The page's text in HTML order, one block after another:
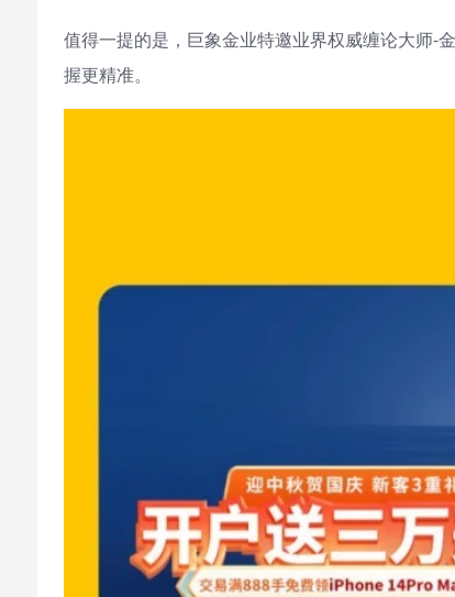
值得一提的是，巨象金业特邀业界权威缠论大师-
握更精准。